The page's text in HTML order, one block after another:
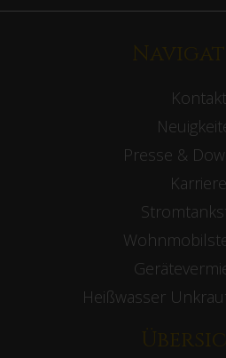
Kontakt
Presse &
Karriere
Heißwasser